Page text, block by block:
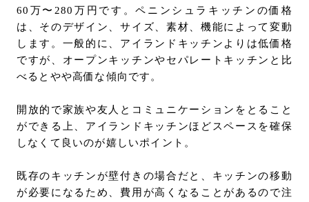
60万〜280万円です。ペニンシュラキッチンの価格
は、そのデザイン、サイズ、素材、機能によって変動
します。一般的に、アイランドキッチンよりは低価格
ですが、オープンキッチンやセパレートキッチンと比
べるとやや高価な傾向です。
開放的で家族や友人とコミュニケーションをとること
ができる上、アイランドキッチンほどスペースを確保
しなくて良いのが嬉しいポイント。
既存のキッチンが壁付きの場合だと、キッチンの移動
が必要になるため、費用が高くなることがあるので注